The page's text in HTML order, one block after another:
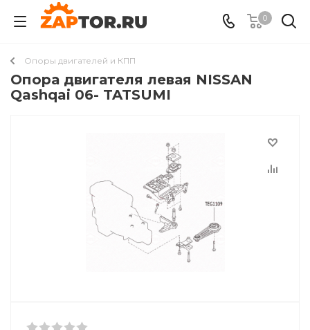
0
Опоры двигателей и КПП
Опора двигателя левая NISSAN
Qashqai 06- TATSUMI